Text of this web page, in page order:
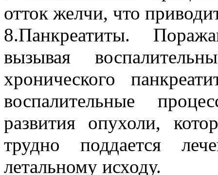
отток желчи, что
8.Панкреатиты.
вызывая
хронического
воспалительные
развития опухоли,
трудно поддается
летальному исходу.